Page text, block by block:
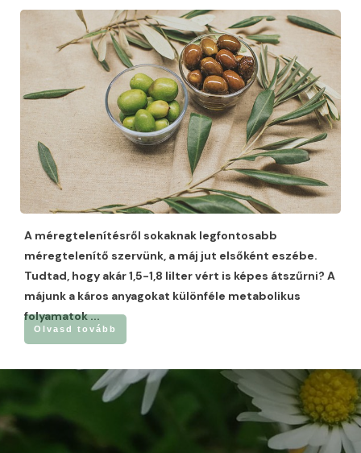
A méregtelenítésről sokaknak legfontosabb
méregtelenítő szervünk, a máj jut elsőként eszébe.
Tudtad, hogy akár 1,5-1,8 lilter vért is képes átszűrni? A
májunk a káros anyagokat különféle metabolikus
folyamatok...
Olvasd tovább